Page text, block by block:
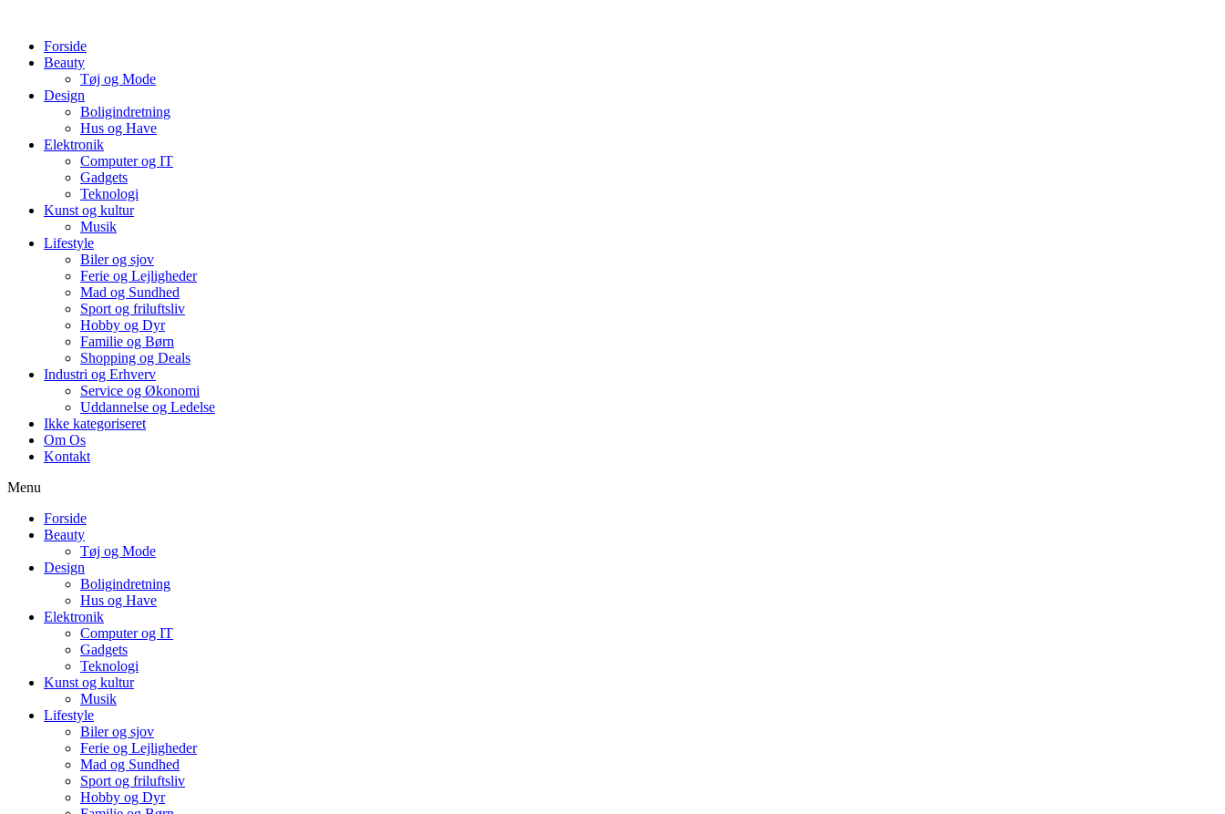
indholdForside
Beauty
Tøj og Mode
Design
Boligindretning
Hus og Have
Elektronik
Computer og IT
Gadgets
Teknologi
Kunst og kultur
Musik
Lifestyle
Biler og sjov
Ferie og Lejligheder
Mad og Sundhed
Sport og friluftsliv
Hobby og Dyr
Familie og Børn
Shopping og Deals
Industri og Erhverv
Service og Økonomi
Uddannelse og Ledelse
Ikke kategoriseret
Om Os
Kontakt
Menu
Forside
Beauty
Tøj og Mode
Design
Boligindretning
Hus og Have
Elektronik
Computer og IT
Gadgets
Teknologi
Kunst og kultur
Musik
Lifestyle
Biler og sjov
Ferie og Lejligheder
Mad og Sundhed
Sport og friluftsliv
Hobby og Dyr